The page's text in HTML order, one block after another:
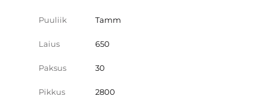
Puuliik Tamm
Laius 650
Paksus 30
Pikkus 2800